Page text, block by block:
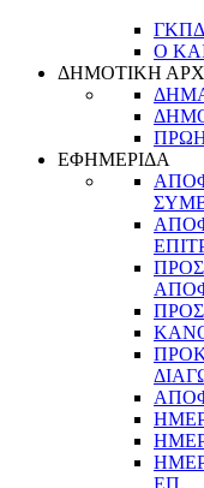
ΓΚΠΔ
Ο
ΔΗΜΟΤΙΚΗ
ΕΦΗΜΕΡΙΔΑ
ΕΠ.